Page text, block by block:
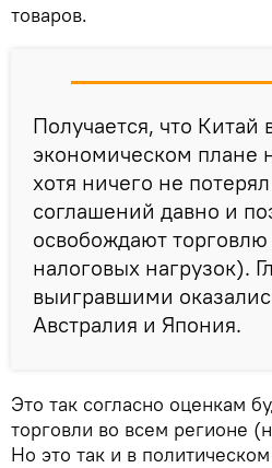
товаров.
Получается, что Китай
экономическом плане
хотя ничего не
соглашений давно и
освобождают
налоговых нагрузок).
выигравшими
Австралия и Япония.
Это так согласно оценкам
торговли во всем регионе
Но это так и в